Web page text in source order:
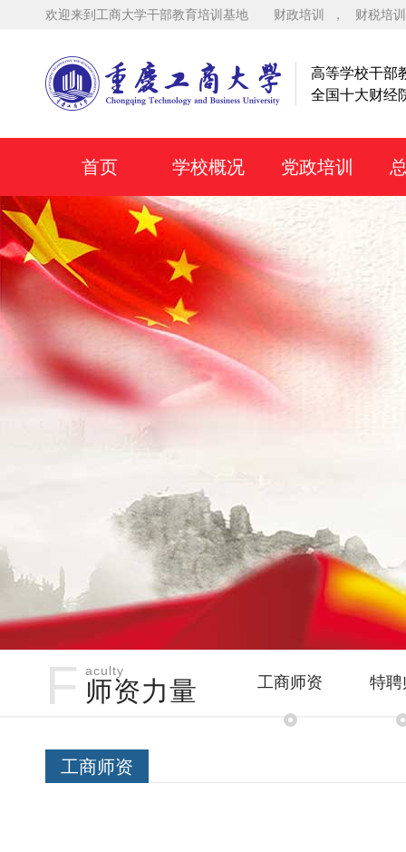
欢迎来到工商大学干部教育培训基地 财政培训 ， 财税培训
高等学校干部
全国十大财经
首页 学校概况 党政培训
F aculty
师资力量 工商师资 特
工商师资